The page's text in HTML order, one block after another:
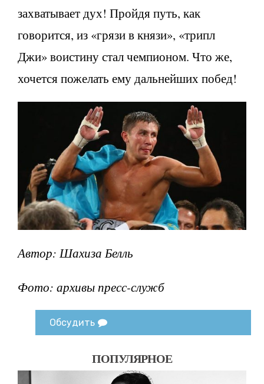
захватывает дух! Пройдя путь, как
говорится, из «грязи в князи», «трипл
Джи» воистину стал чемпионом. Что же,
хочется пожелать ему дальнейших побед!
Автор: Шахиза Белль
Фото: архивы пресс-служб
Обсудить
ПОПУЛЯРНОЕ